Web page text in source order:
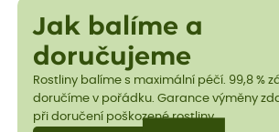
Jak balíme a
doručujeme
Rostliny balíme s maximální péčí. 99,8 %
doručíme v pořádku. Garance výměny
při doručení poškozené rostliny.